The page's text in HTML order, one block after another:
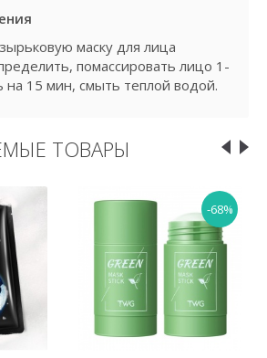
маску для лица
помассировать лицо 1-
на 15 мин, смыть теплой водой.
ТОВАРЫ
-68%